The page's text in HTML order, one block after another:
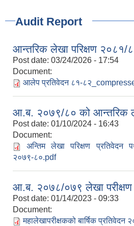
Audit Report
आन्तरिक लेखा परिक्षण २०८१/
Post date: 03/24/2026 - 17:54
Document:
आलेप प्रतिवेदन ८१-
आ.ब. २०७९/८० को आन्तरिक
Post date: 01/10/2024 - 16:43
Document:
अन्तिम लेखा परिक्षण प्रतिवेदन
२०७९-८०.pdf
आ.ब. २०७८/०७९ लेखा परीक्षण
Post date: 01/14/2023 - 09:33
Document:
महालेखापरीक्षकको बार्षिक प्रतिवेदन